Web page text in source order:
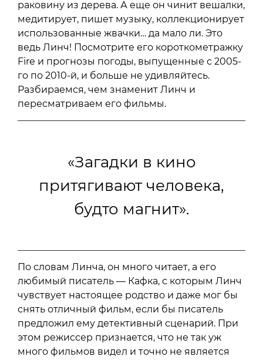
раковину из дерева. А еще он чинит вешалки,
медитирует, пишет музыку, коллекционирует
использованные жвачки… да мало ли. Это
ведь Линч! Посмотрите его короткометражку
Fire и прогнозы погоды, выпущенные с 2005-
го по 2010-й, и больше не удивляйтесь.
Разбираемся, чем знаменит Линч и
пересматриваем его фильмы.
«Загадки в кино
притягивают человека,
будто магнит».
По словам Линча, он много читает, а его
любимый писатель — Кафка, с которым Линч
чувствует настоящее родство и даже мог бы
снять отличный фильм, если бы писатель
предложил ему детективный сценарий. При
этом режиссер признается, что не так уж
много фильмов видел и точно не является